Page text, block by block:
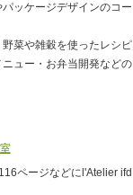
ッケージデザインのコー
菜や雑穀を使ったレシピ
ュー・お弁当開発などの
ページなどにl'Atelier ifd